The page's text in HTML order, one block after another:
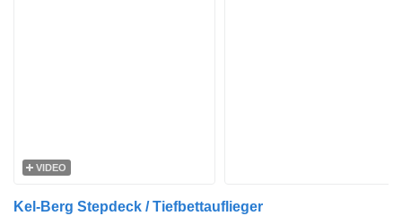
VIDEO
Kel-Berg Stepdeck / Tiefbettauflieger